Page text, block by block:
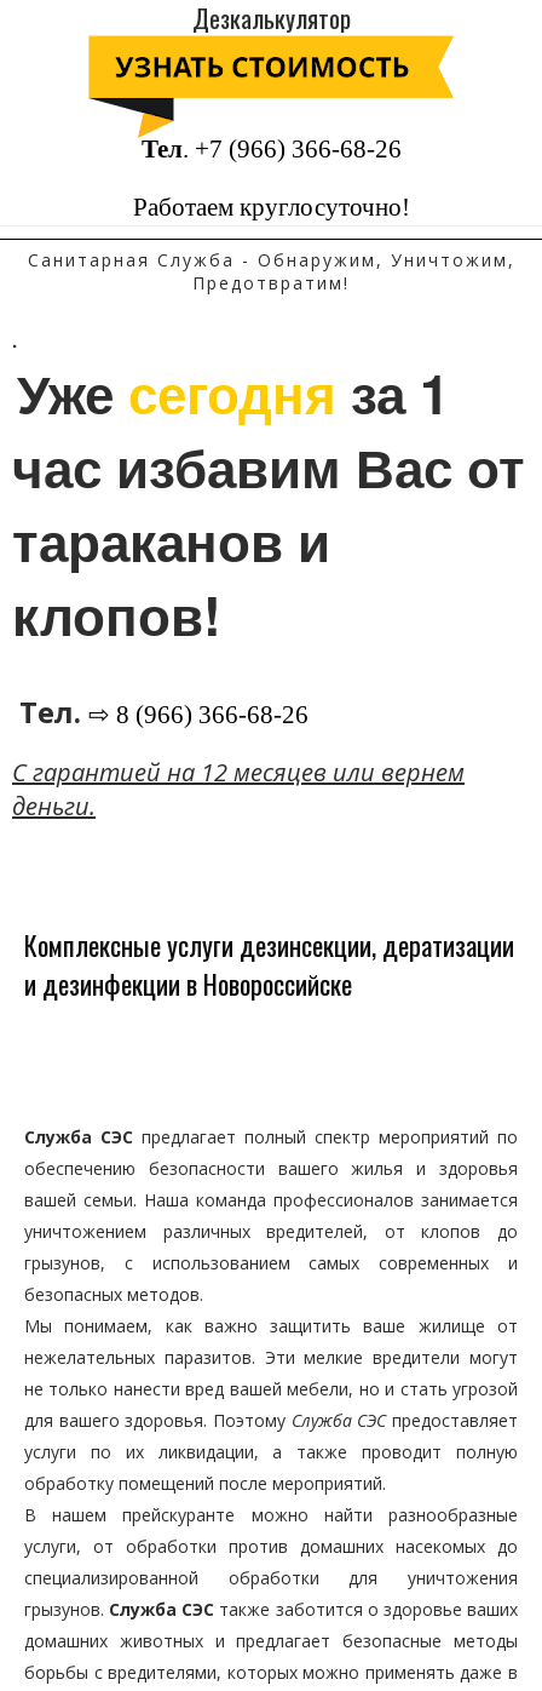
Дезкалькулятор
Тел. +7 (966) 366-68-26
Работаем круглосуточно!
Санитарная Служба - Обнаружим, Уничтожим,
Предотвратим!
.
Уже сегодня за 1
час избавим Вас от
тараканов и
клопов!
Тел. ⇨ 8 (966) 366-68-26
C гарантией на 12 месяцев или вернем
деньги.
Комплексные услуги дезинсекции, дератизации
и дезинфекции в Новороссийске
Служба СЭС предлагает полный спектр мероприятий по
обеспечению безопасности вашего жилья и здоровья
вашей семьи. Наша команда профессионалов занимается
уничтожением различных вредителей, от клопов до
грызунов, с использованием самых современных и
безопасных методов.
Мы понимаем, как важно защитить ваше жилище от
нежелательных паразитов. Эти мелкие вредители могут
не только нанести вред вашей мебели, но и стать угрозой
для вашего здоровья. Поэтому Служба СЭСпредоставляет
услуги по их ликвидации, а также проводит полную
обработку помещений после мероприятий.
В нашем прейскуранте можно найти разнообразные
услуги, от обработки против домашних насекомых до
специализированной обработки для уничтожения
грызунов. Служба СЭС также заботится о здоровье ваших
домашних животных и предлагает безопасные методы
борьбы с вредителями, которых можно применять даже в